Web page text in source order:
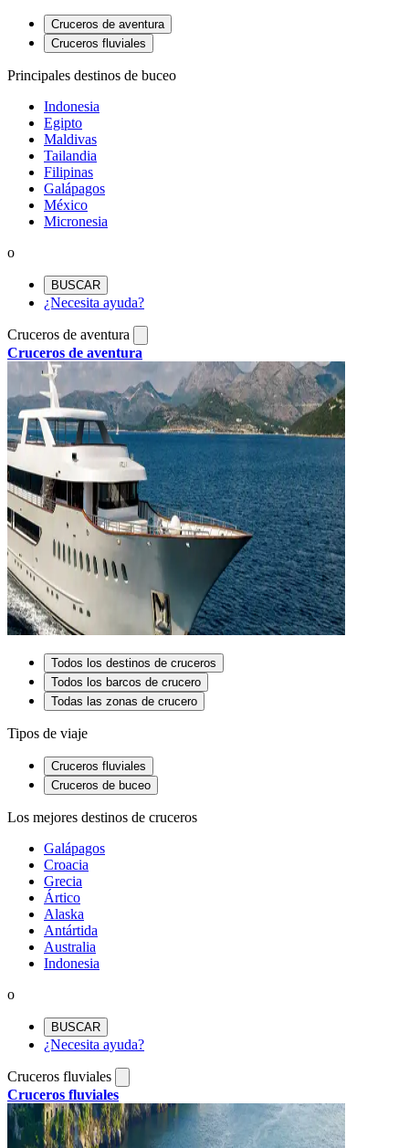
Cruceros de aventura
Cruceros fluviales
Principales destinos de buceo
Indonesia
Egipto
Maldivas
Tailandia
Filipinas
Galápagos
México
Micronesia
o
BUSCAR
¿Necesita ayuda?
Cruceros de aventura
Cruceros de aventura
Todos los destinos de cruceros
Todos los barcos de crucero
Todas las zonas de crucero
Tipos de viaje
Cruceros fluviales
Cruceros de buceo
Los mejores destinos de cruceros
Galápagos
Croacia
Grecia
Ártico
Alaska
Antártida
Australia
Indonesia
o
BUSCAR
¿Necesita ayuda?
Cruceros fluviales
Cruceros fluviales